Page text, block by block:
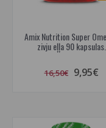
Amix Nutrition Super
zivju eļļa 90 kapsulas.
16,50€ 9,95€